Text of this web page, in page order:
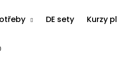
DE sety Kurzy